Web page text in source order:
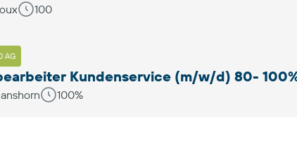
100
AG
Kundenservice (m/w/d) 80-
100%